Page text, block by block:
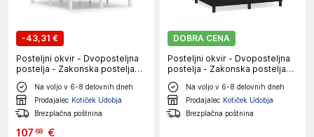
-43,31 €
Posteljni okvir - Dvoposteljna
postelja - Zakonska postelja
bel iz trdne borovine 160x200
cm-J3036
Na voljo v 6-8 delovnih dneh
Prodajalec Kotiček Udobja
Brezplačna poštnina
107 68 €
DOBRA CENA
Posteljni okvir - Dvoposteljna
postelja - Zakonska postelja
brez vzmetnice črn 140x200
cm blago-J11749
Na voljo v 6-8 delovnih dneh
Prodajalec Kotiček Udobja
Brezplačna poštnina